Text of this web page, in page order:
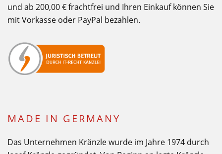
und ab 200,00 € frachtfrei und Ihren Einkauf können Sie
mit Vorkasse oder PayPal bezahlen.
MADE IN GERMANY
Das Unternehmen Kränzle wurde im Jahre 1974 durch